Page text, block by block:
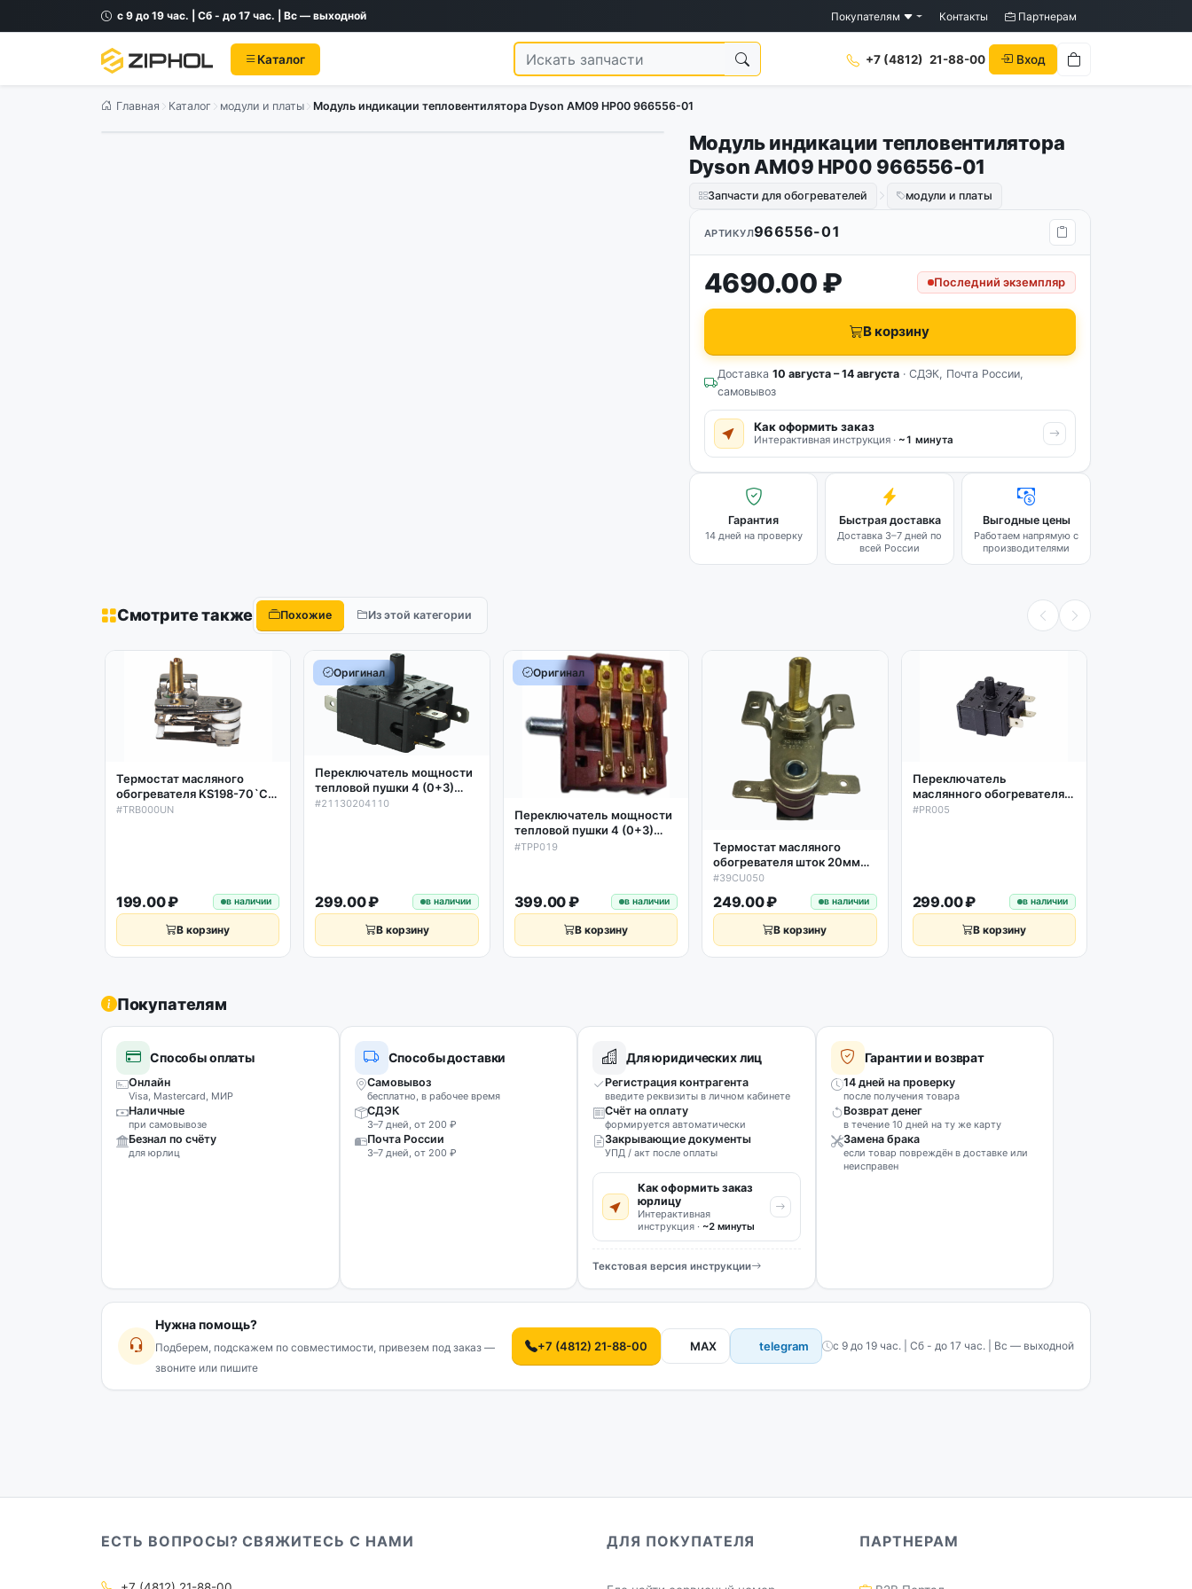
с 9 до 19 час. | Сб - до 17 час. | Вс — выходной Покупателям Контакты Партнерам
Каталог +7 (4812) 21-88-00 Вход
Главная Каталог модули и платы Модуль индикации тепловентилятора Dyson AM09 HP00 966556-01
Модуль индикации тепловентилятора
Dyson AM09 HP00 966556-01
Запчасти для обогревателей модули и платы
АРТИКУЛ966556-01
4690.00 ₽ Последний экземпляр
В корзину
Доставка 10 августа – 14 августа· СДЭК, Почта России,
самовывоз
Как оформить заказ
Интерактивная инструкция · ~1 минута
Гарантия
14 дней на проверку
Быстрая доставка
Доставка 3–7 дней по
всей России
Выгодные цены
Работаем напрямую с
производителями
Смотрите также Похожие Из этой категории
Термостат масляного
обогревателя KS198-70`C
шток 17мм, 250V, 16A
#TRB000UN
199.00 ₽ в наличии
В корзину
Оригинал
Переключатель мощности
тепловой пушки 4 (0+3)
положения, 5 клемм, ХК1-
#21130204110
299.00 ₽ в наличии
В корзину
Оригинал
Переключатель мощности
тепловой пушки 4 (0+3)
положения, 5 клемм, шток
#TPP019
399.00 ₽ в наличии
В корзину
Термостат масляного
обогревателя шток 20мм
(металлический) KST820,
#39CU050
249.00 ₽ в наличии
В корзину
Переключатель
маслянного обогревателя
3-х позиционный 3 клеммы,
#PR005
299.00 ₽ в наличии
В корзину
Покупателям
Способы оплаты
Онлайн
Visa, Mastercard, МИР
Наличные
при самовывозе
Безнал по счёту
для юрлиц
Способы доставки
Самовывоз
бесплатно, в рабочее время
СДЭК
3–7 дней, от 200 ₽
Почта России
3–7 дней, от 200 ₽
Для юридических лиц
Регистрация контрагента
введите реквизиты в личном кабинете
Счёт на оплату
формируется автоматически
Закрывающие документы
УПД / акт после оплаты
Как оформить заказ
юрлицу
Интерактивная
инструкция · ~2 минуты
Текстовая версия инструкции
Гарантии и возврат
14 дней на проверку
после получения товара
Возврат денег
в течение 10 дней на ту же карту
Замена брака
если товар повреждён в доставке или
неисправен
Нужна помощь?
Подберем, подскажем по совместимости, привезем под заказ —
звоните или пишите
+7 (4812) 21-88-00 MAX telegram с 9 до 19 час. | Сб - до 17 час. | Вс — выходной
ЕСТЬ ВОПРОСЫ? СВЯЖИТЕСЬ С НАМИ ДЛЯ ПОКУПАТЕЛЯ ПАРТНЕРАМ